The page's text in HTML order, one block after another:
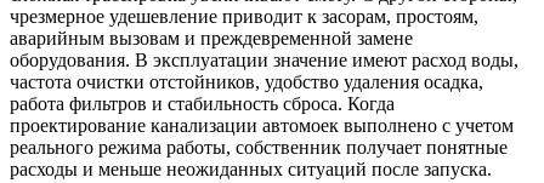
чрезмерное удешевление приводит к засорам, простоям,
аварийным вызовам и преждевременной замене
оборудования. В эксплуатации значение имеют расход воды,
частота очистки отстойников, удобство удаления осадка,
работа фильтров и стабильность сброса. Когда
проектирование канализации автомоек выполнено с учетом
реального режима работы, собственник получает понятные
расходы и меньше неожиданных ситуаций после запуска.